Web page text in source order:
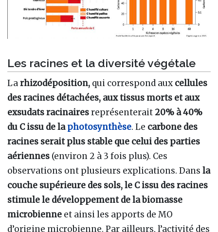
Les racines et la diversité végétale
Larhizodéposition, qui correspond aux cellules
des racines détachées, aux tissus morts et aux
exsudats racinairesreprésenterait 20% à 40%
du C issu de laphotosynthèse. Le carbone des
racines serait plus stable que celui des parties
aériennes (environ 2 à 3 fois plus). Ces
observations ont plusieurs explications. Dans la
couche supérieure des sols, le C issu des racines
stimule le développement de la biomasse
microbienne et ainsi les apports de MO
d’origine microbienne. Par ailleurs, l’activité des